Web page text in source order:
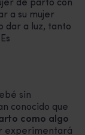
de parto con
a su mujer
dar a luz, tanto
sin
conocido que
como algo
experimentará